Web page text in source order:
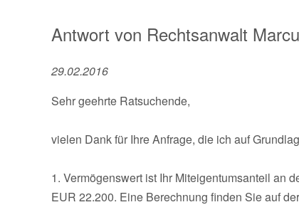
Antwort von Rechtsanwalt
29.02.2016
Sehr geehrte Ratsuchende,
vielen Dank für Ihre Anfrage, die ich auf
1. Vermögenswert ist Ihr Miteigentumsanteil an
EUR 22.200. Eine Berechnung finden Sie auf